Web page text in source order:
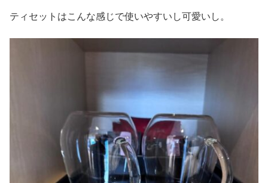
ティセットはこんな感じで使いやすいし可愛いし。